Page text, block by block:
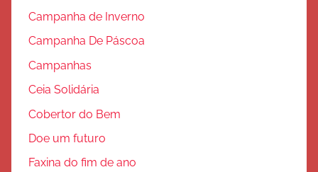
Campanha de Inverno
Campanha De Páscoa
Campanhas
Ceia Solidária
Cobertor do Bem
Doe um futuro
Faxina do fim de ano